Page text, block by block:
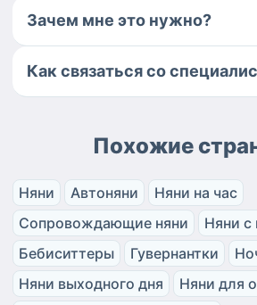
Зачем мне это нужно?
Как связаться со
Похожие
Няни Автоняни
Няни на час
Сопровождающие няни
Няни
Бебиситтеры
Гувернантки
Няни выходного дня
Няни для